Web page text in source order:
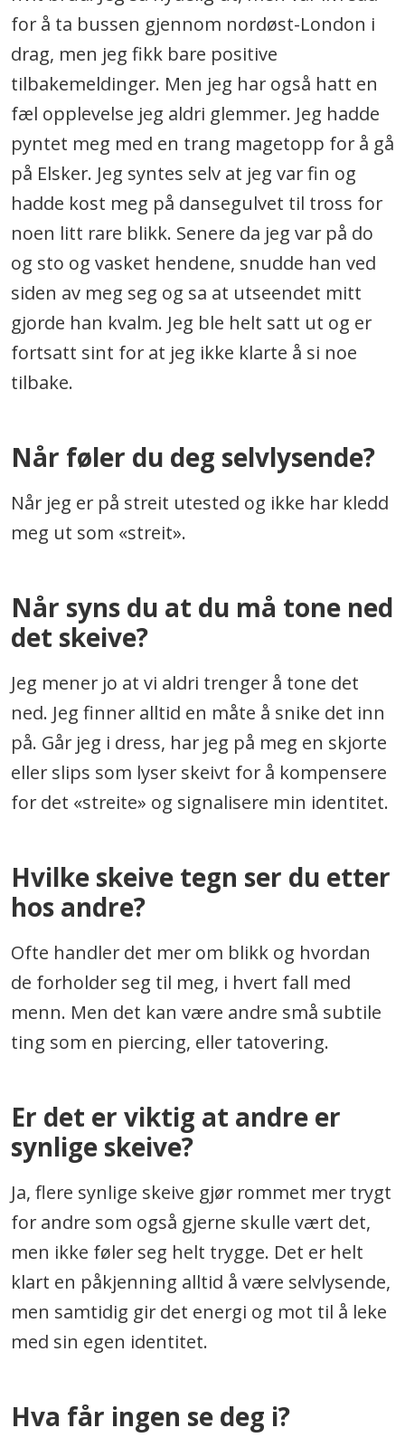
for å ta bussen gjennom nordøst-London i
drag, men jeg fikk bare positive
tilbakemeldinger. Men jeg har også hatt en
fæl opplevelse jeg aldri glemmer. Jeg hadde
pyntet meg med en trang magetopp for å gå
på Elsker. Jeg syntes selv at jeg var fin og
hadde kost meg på dansegulvet til tross for
noen litt rare blikk. Senere da jeg var på do
og sto og vasket hendene, snudde han ved
siden av meg seg og sa at utseendet mitt
gjorde han kvalm. Jeg ble helt satt ut og er
fortsatt sint for at jeg ikke klarte å si noe
tilbake.
Når føler du deg selvlysende?
Når jeg er på streit utested og ikke har kledd
meg ut som «streit».
Når syns du at du må tone ned
det skeive?
Jeg mener jo at vi aldri trenger å tone det
ned. Jeg finner alltid en måte å snike det inn
på. Går jeg i dress, har jeg på meg en skjorte
eller slips som lyser skeivt for å kompensere
for det «streite» og signalisere min identitet.
Hvilke skeive tegn ser du etter
hos andre?
Ofte handler det mer om blikk og hvordan
de forholder seg til meg, i hvert fall med
menn. Men det kan være andre små subtile
ting som en piercing, eller tatovering.
Er det er viktig at andre er
synlige skeive?
Ja, flere synlige skeive gjør rommet mer trygt
for andre som også gjerne skulle vært det,
men ikke føler seg helt trygge. Det er helt
klart en påkjenning alltid å være selvlysende,
men samtidig gir det energi og mot til å leke
med sin egen identitet.
Hva får ingen se deg i?